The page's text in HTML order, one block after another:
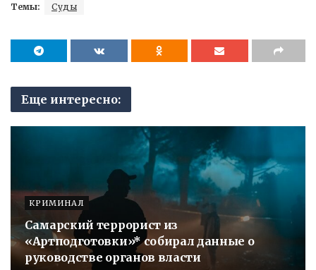
Темы: Суды
Еще интересно:
КРИМИНАЛ
Самарский террорист из
«Артподготовки»* собирал данные о
руководстве органов власти